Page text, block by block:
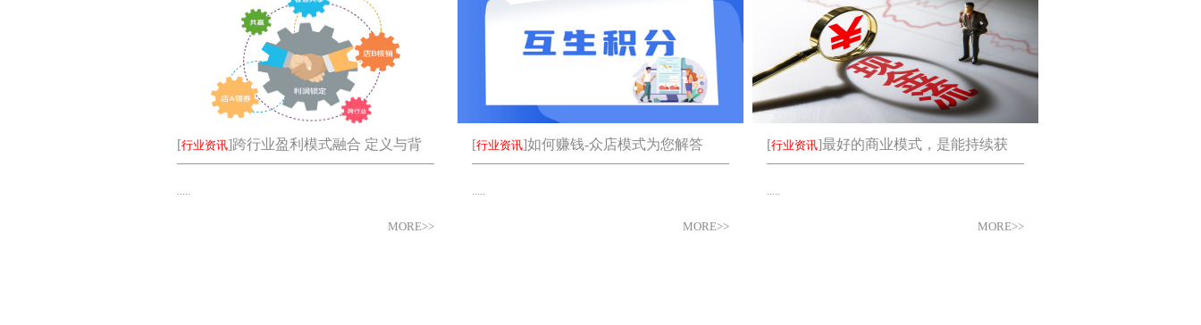
[行业资讯]跨行业盈利模式融合 定义与背
.....
MORE>>
[行业资讯]如何赚钱-众店模式为您解答
.....
MORE>>
[行业资讯]最好的商业模式，是能持续获
.....
MORE>>